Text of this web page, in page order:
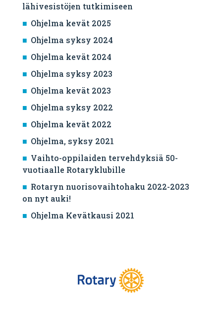
lähivesistöjen tutkimiseen
Ohjelma kevät 2025
Ohjelma syksy 2024
Ohjelma kevät 2024
Ohjelma syksy 2023
Ohjelma kevät 2023
Ohjelma syksy 2022
Ohjelma kevät 2022
Ohjelma, syksy 2021
Vaihto-oppilaiden tervehdyksiä 50-
vuotiaalle Rotaryklubille
Rotaryn nuorisovaihtohaku 2022-2023
on nyt auki!
Ohjelma Kevätkausi 2021